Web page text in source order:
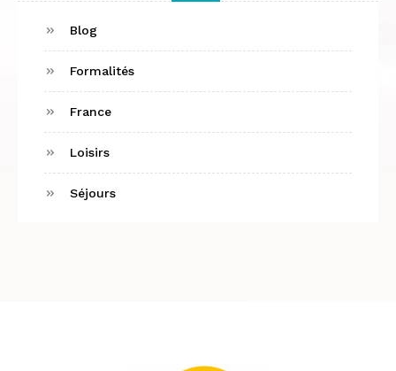
Blog
Formalités
France
Loisirs
Séjours